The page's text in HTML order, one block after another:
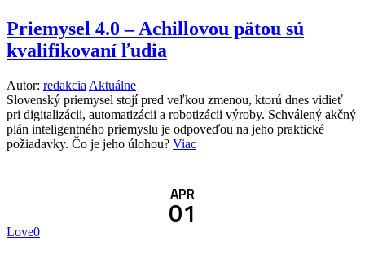
Priemysel 4.0 – Achillovou pätou sú
kvalifikovaní ľudia
Autor: redakcia Aktuálne
Slovenský priemysel stojí pred veľkou zmenou, ktorú dnes vidieť
pri digitalizácii, automatizácii a robotizácii výroby. Schválený akčný
plán inteligentného priemyslu je odpoveďou na jeho praktické
požiadavky. Čo je jeho úlohou? Viac
APR
01
Love0